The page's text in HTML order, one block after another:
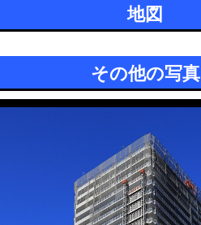
地図
その他の写真